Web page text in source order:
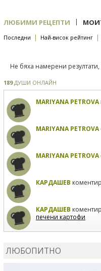
ЛЮБИМИ РЕЦЕПТИ |
Последни | Най-висок рейтинг |
Не бяха намерени
189ДУШИ ОНЛАЙН
MARIYANA PETROVA
MARIYANA PETROVA
MARIYANA PETROVA
КАРДАШЕВ
КАРДАШЕВ
печени картофи
ЛЮБОПИТНО